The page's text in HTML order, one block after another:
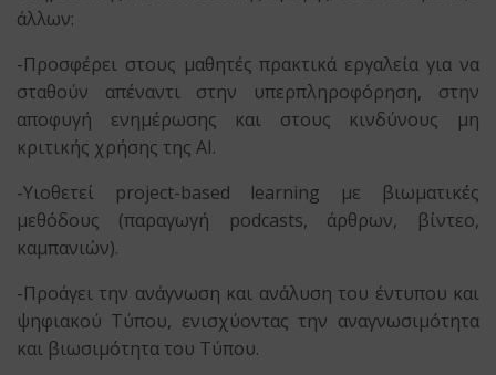
άλλων:
-Προσφέρει στους μαθητές πρακτικά εργαλεία για να
σταθούν απέναντι στην υπερπληροφόρηση, στην
αποφυγή ενημέρωσης και στους κινδύνους μη
κριτικής χρήσης της AI.
-Υιοθετεί project-based learning με βιωματικές
μεθόδους (παραγωγή podcasts, άρθρων, βίντεο,
καμπανιών).
-Προάγει την ανάγνωση και ανάλυση του έντυπου και
ψηφιακού Τύπου, ενισχύοντας την αναγνωσιμότητα
και βιωσιμότητα του Τύπου.